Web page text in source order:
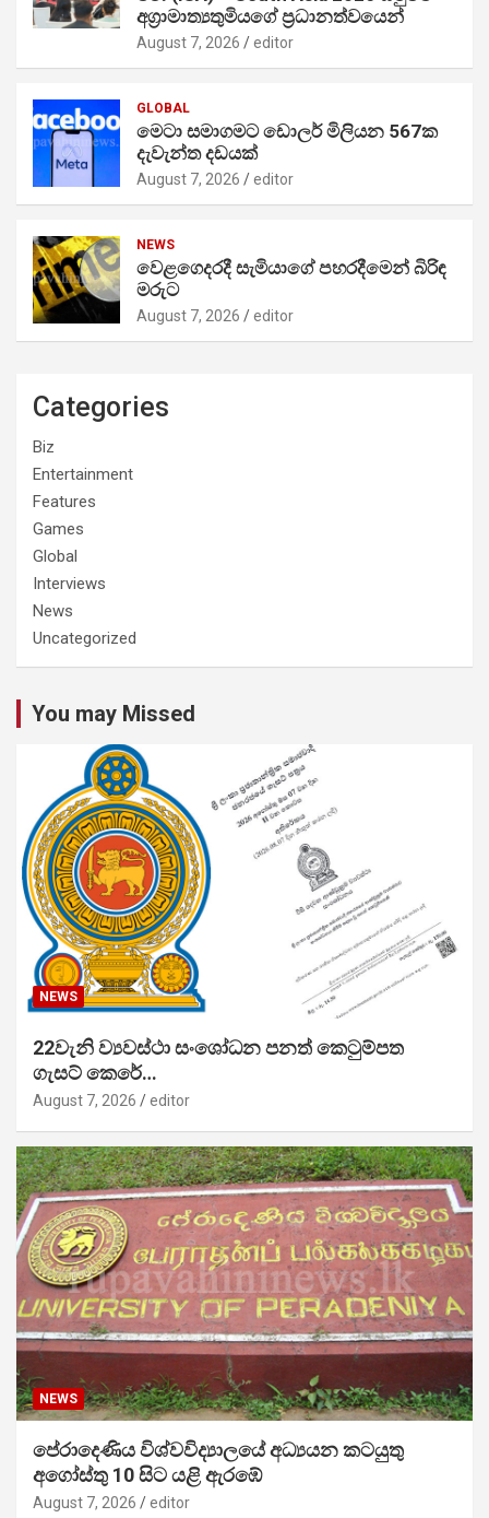
අග්‍රාමාත්‍යතුමියගේ ප්‍රධානත්වයෙන්
August 7, 2026 editor
GLOBAL
මෙටා සමාගමට ඩොලර් මිලියන 567ක
දැවැන්ත දඩයක්
August 7, 2026 editor
NEWS
වෙළගෙදරදී සැමියාගේ පහරදීමෙන් බිරිඳ
මරුට
August 7, 2026 editor
Categories
Biz
Entertainment
Features
Games
Global
Interviews
News
Uncategorized
You may Missed
NEWS
22වැනි ව්‍යවස්ථා සංශෝධන පනත් කෙටුම්පත
ගැසට් කෙරේ…
August 7, 2026 editor
NEWS
පේරාදෙණිය විශ්වවිද්‍යාලයේ අධ්‍යයන කටයුතු
අගෝස්තු 10 සිට යළි ඇරඹේ
August 7, 2026 editor